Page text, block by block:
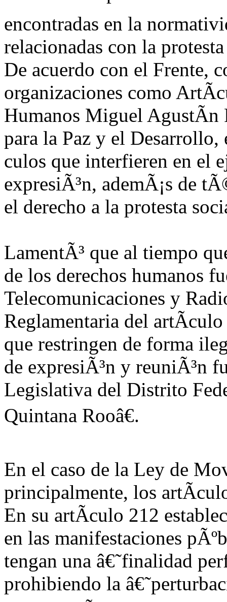
encontradas en la
relacionadas con la
De acuerdo con el Frente,
organizaciones como
Humanos Miguel AgustÃ­n
para la Paz y el
culos que interfieren en el
expresiÃ³n, ademÃ¡s de
el derecho a la protesta
LamentÃ³ que al tiempo
de los derechos humanos
Telecomunicaciones y
Reglamentaria del
que restringen de forma
de expresiÃ³n y reuniÃ³n
Legislativa del Distrito
Quintana Rooâ€.
En el caso de la Ley de
principalmente, los
En su artÃ­culo 212
en las manifestaciones
tengan una â€˜finalidad
prohibiendo la